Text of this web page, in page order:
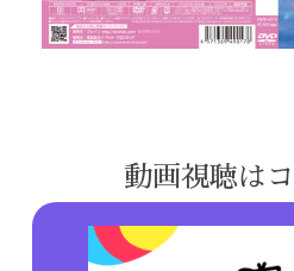
動画視聴は